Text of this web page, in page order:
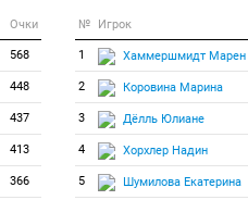
Очки
568
448
437
413
366
№ Игрок
1 Хаммершмидт Марен
2 Коровина Марина
3 Дёлль Юлиане
4 Хорхлер Надин
5 Шумилова Екатерина